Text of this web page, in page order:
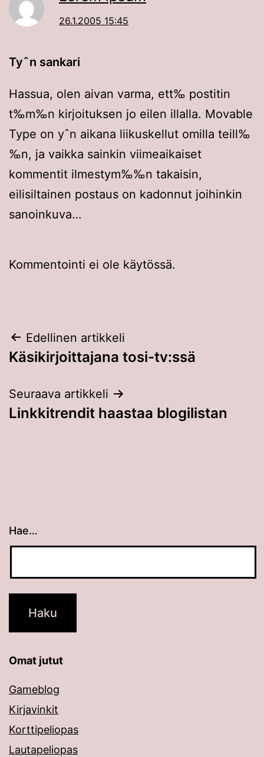
26.1.2005 15:45
Tyˆn sankari
Hassua, olen aivan varma, ett‰ postitin
t‰m‰n kirjoituksen jo eilen illalla. Movable
Type on yˆn aikana liikuskellut omilla teill‰
‰n, ja vaikka sainkin viimeaikaiset
kommentit ilmestym‰‰n takaisin,
eilisiltainen postaus on kadonnut joihinkin
sanoinkuva…
Kommentointi ei ole käytössä.
Artikkelien
selaus
Edellinen artikkeli
Käsikirjoittajana tosi-tv:ssä
Seuraava artikkeli
Linkkitrendit haastaa blogilistan
Hae…
Kun tuloksia tulee, voit selata niitä
Omat jutut
Gameblog
Kirjavinkit
Korttipeliopas
Lautapeliopas